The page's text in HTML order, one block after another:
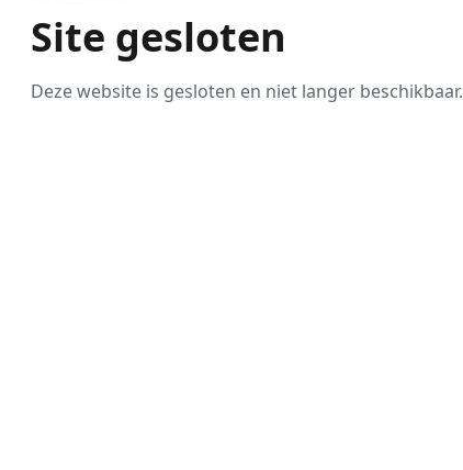
Site gesloten
Deze website is gesloten en niet langer beschikbaar.